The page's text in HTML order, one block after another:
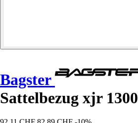
Bagster
Sattelbezug xjr 1300